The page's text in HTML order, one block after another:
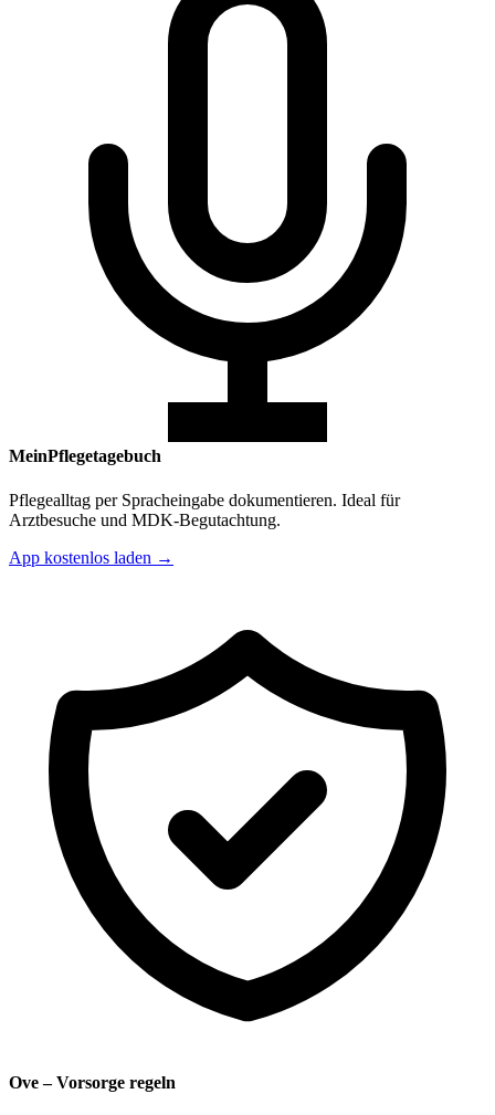
MeinPflegetagebuch
Pflegealltag per Spracheingabe dokumentieren. Ideal für
Arztbesuche und MDK-Begutachtung.
App kostenlos laden →
Ove – Vorsorge regeln